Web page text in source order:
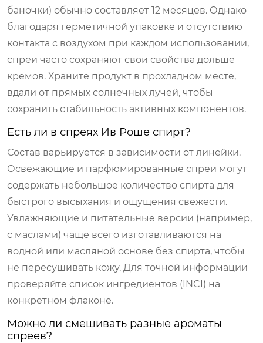
баночки) обычно составляет 12 месяцев. Однако
благодаря герметичной упаковке и отсутствию
контакта с воздухом при каждом использовании,
спреи часто сохраняют свои свойства дольше
кремов. Храните продукт в прохладном месте,
вдали от прямых солнечных лучей, чтобы
сохранить стабильность активных компонентов.
Есть ли в спреях Ив Роше спирт?
Состав варьируется в зависимости от линейки.
Освежающие и парфюмированные спреи могут
содержать небольшое количество спирта для
быстрого высыхания и ощущения свежести.
Увлажняющие и питательные версии (например,
с маслами) чаще всего изготавливаются на
водной или масляной основе без спирта, чтобы
не пересушивать кожу. Для точной информации
проверяйте список ингредиентов (INCI) на
конкретном флаконе.
Можно ли смешивать разные ароматы
спреев?